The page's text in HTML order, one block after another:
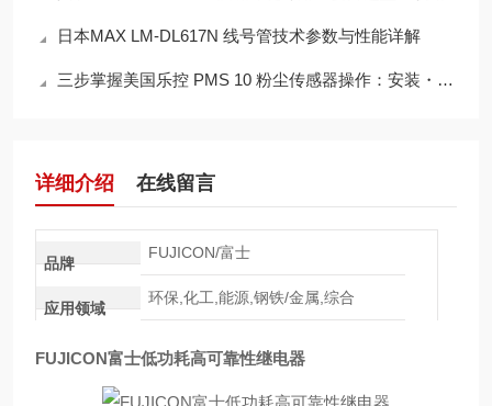
日本MAX LM-DL617N 线号管技术参数与性能详解
三步掌握美国乐控 PMS 10 粉尘传感器操作：安装・校准・数据导出高效教程
详细介绍 在线留言
品牌
FUJICON/富士
应用领域
环保,化工,能源,钢铁/金属,综合
FUJICON富士低功耗高可靠性继电器